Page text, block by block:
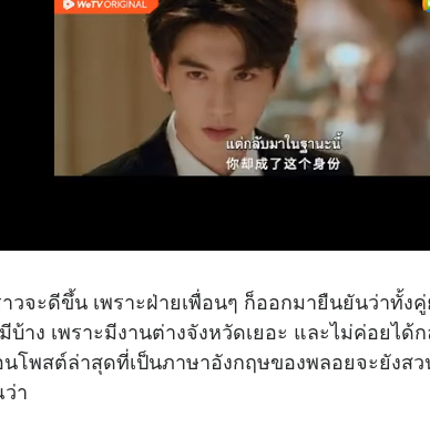
วจะดีขึ้น เพราะฝ่ายเพื่อนๆ ก็ออกมายืนยันว่าทั้ง
บ้าง เพราะมีงานต่างจังหวัดเยอะ และไม่ค่อยได้
โพสต์ล่าสุดที่เป็นภาษาอังกฤษของพลอยจะยังสว
า